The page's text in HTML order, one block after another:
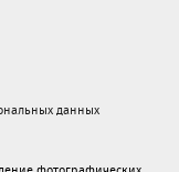
данных